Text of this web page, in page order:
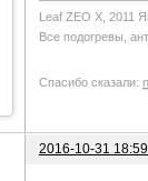
Leaf ZEO Х, 2011
Все подогревы,
Спасибо сказали:
2016-10-31